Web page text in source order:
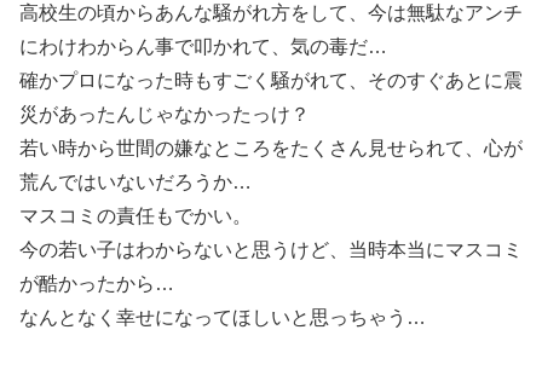
高校生の頃からあんな騒がれ方をして、今は無駄なアンチ
にわけわからん事で叩かれて、気の毒だ…
確かプロになった時もすごく騒がれて、そのすぐあとに震
災があったんじゃなかったっけ？
若い時から世間の嫌なところをたくさん見せられて、心が
荒んではいないだろうか…
マスコミの責任もでかい。
今の若い子はわからないと思うけど、当時本当にマスコミ
が酷かったから…
なんとなく幸せになってほしいと思っちゃう…